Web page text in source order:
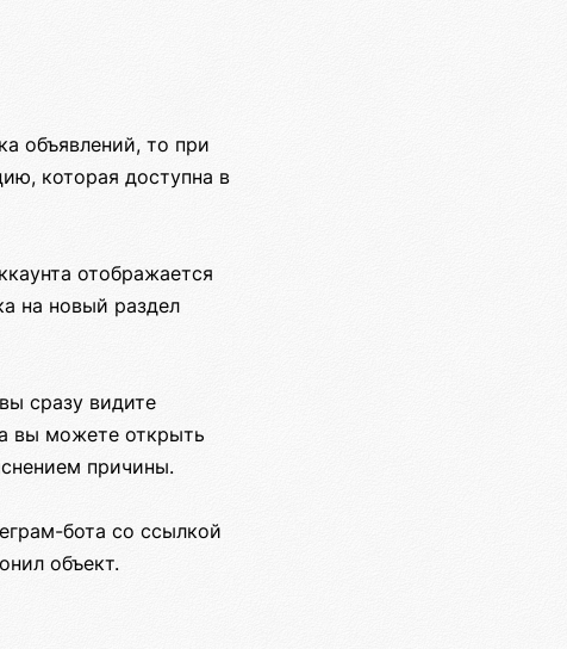
объявлений, то при
которая доступна в
отображается
на новый раздел
сразу видите
вы можете открыть
причины.
бота со ссылкой
объект.